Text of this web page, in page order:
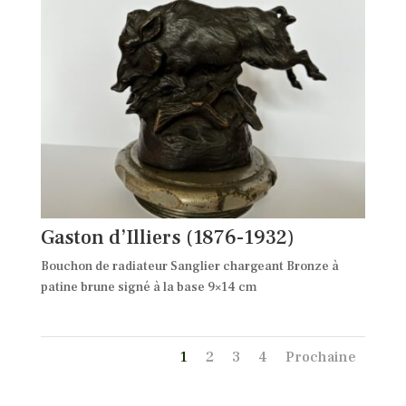
Gaston d’Illiers (1876-1932)
Bouchon de radiateur Sanglier chargeant Bronze à
patine brune signé à la base 9×14 cm
1 2 3 4 Prochaine